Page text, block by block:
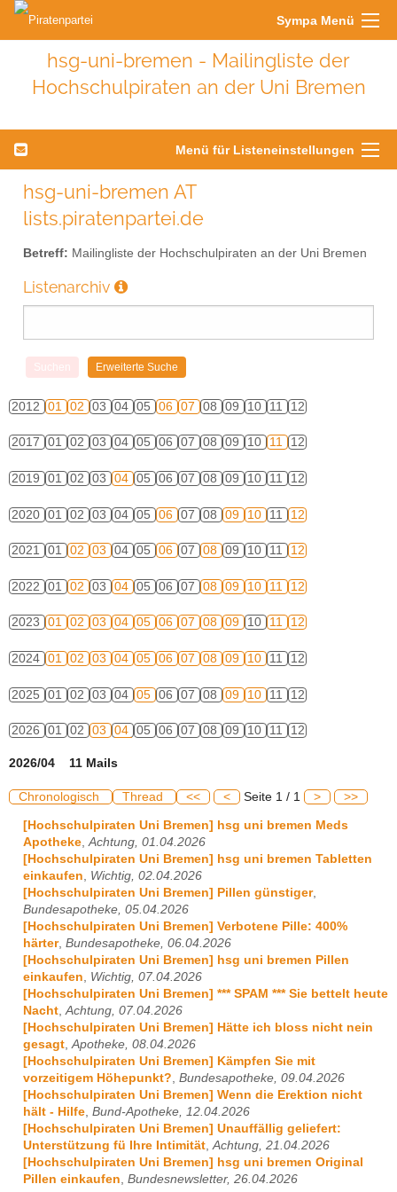
Sympa Menü
hsg-uni-bremen - Mailingliste der
Hochschulpiraten an der Uni Bremen
Menü für Listeneinstellungen
hsg-uni-bremen AT
lists.piratenpartei.de
Betreff: Mailingliste der Hochschulpiraten an der Uni Bremen
Listenarchiv
2012 01 02 03 04 05 06 07 08 09 10 11 12
2017 01 02 03 04 05 06 07 08 09 10 11 12
2019 01 02 03 04 05 06 07 08 09 10 11 12
2020 01 02 03 04 05 06 07 08 09 10 11 12
2021 01 02 03 04 05 06 07 08 09 10 11 12
2022 01 02 03 04 05 06 07 08 09 10 11 12
2023 01 02 03 04 05 06 07 08 09 10 11 12
2024 01 02 03 04 05 06 07 08 09 10 11 12
2025 01 02 03 04 05 06 07 08 09 10 11 12
2026 01 02 03 04 05 06 07 08 09 10 11 12
2026/04 11 Mails
Chronologisch Thread << < Seite 1 / 1 > >>
[Hochschulpiraten Uni Bremen] hsg uni bremen Meds
Apotheke,Achtung, 01.04.2026
[Hochschulpiraten Uni Bremen] hsg uni bremen Tabletten
einkaufen, Wichtig, 02.04.2026
[Hochschulpiraten Uni Bremen] Pillen günstiger,
Bundesapotheke, 05.04.2026
[Hochschulpiraten Uni Bremen] Verbotene Pille: 400%
härter, Bundesapotheke, 06.04.2026
[Hochschulpiraten Uni Bremen] hsg uni bremen Pillen
einkaufen, Wichtig, 07.04.2026
[Hochschulpiraten Uni Bremen] *** SPAM *** Sie bettelt heute
Nacht,Achtung, 07.04.2026
[Hochschulpiraten Uni Bremen] Hätte ich bloss nicht nein
gesagt,Apotheke, 08.04.2026
[Hochschulpiraten Uni Bremen] Kämpfen Sie mit
vorzeitigem Höhepunkt?, Bundesapotheke, 09.04.2026
[Hochschulpiraten Uni Bremen] Wenn die Erektion nicht
hält - Hilfe, Bund-Apotheke, 12.04.2026
[Hochschulpiraten Uni Bremen] Unauffällig geliefert:
Unterstützung fü Ihre Intimität,Achtung, 21.04.2026
[Hochschulpiraten Uni Bremen] hsg uni bremen Original
Pillen einkaufen, Bundesnewsletter, 26.04.2026